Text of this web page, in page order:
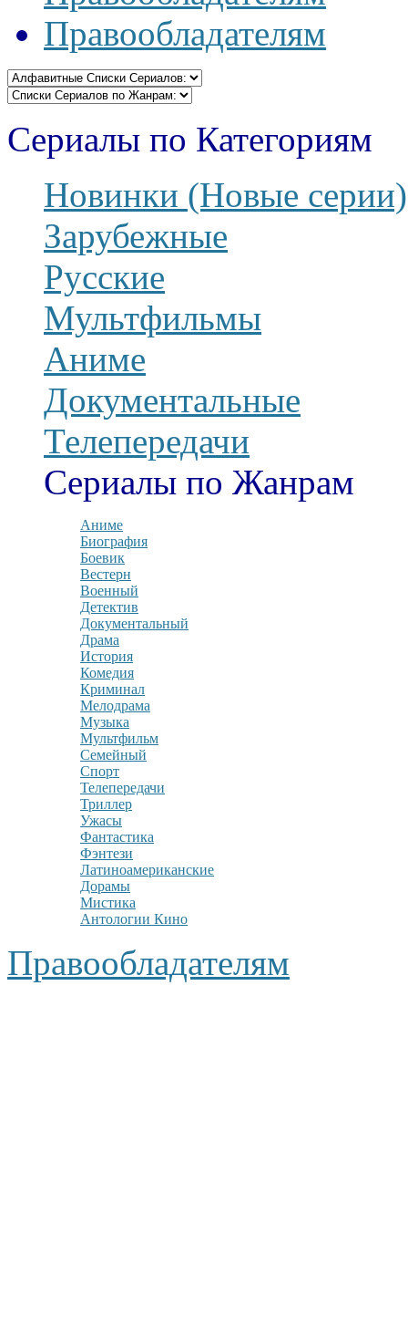
Правообладателям
Сериалы по Категориям
Новинки (Новые серии)
Зарубежные
Русские
Мультфильмы
Аниме
Документальные
Телепередачи
Сериалы по Жанрам
Аниме
Биография
Боевик
Вестерн
Военный
Детектив
Документальный
Драма
История
Комедия
Криминал
Мелодрама
Музыка
Мультфильм
Семейный
Спорт
Телепередачи
Триллер
Ужасы
Фантастика
Фэнтези
Латиноамериканские
Дорамы
Мистика
Антологии Кино
Правообладателям